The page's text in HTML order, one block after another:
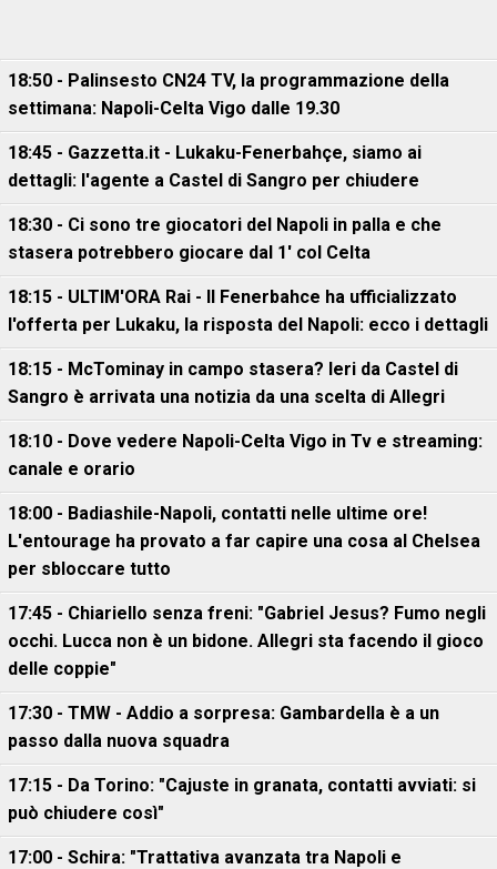
18:50 - Palinsesto CN24 TV, la programmazione della
settimana: Napoli-Celta Vigo dalle 19.30
18:45 - Gazzetta.it - Lukaku-Fenerbahçe, siamo ai
dettagli: l'agente a Castel di Sangro per chiudere
18:30 - Ci sono tre giocatori del Napoli in palla e che
stasera potrebbero giocare dal 1' col Celta
18:15 - ULTIM'ORA Rai - Il Fenerbahce ha ufficializzato
l'offerta per Lukaku, la risposta del Napoli: ecco i dettagli
18:15 - McTominay in campo stasera? Ieri da Castel di
Sangro è arrivata una notizia da una scelta di Allegri
18:10 - Dove vedere Napoli-Celta Vigo in Tv e streaming:
canale e orario
18:00 - Badiashile-Napoli, contatti nelle ultime ore!
L'entourage ha provato a far capire una cosa al Chelsea
per sbloccare tutto
17:45 - Chiariello senza freni: "Gabriel Jesus? Fumo negli
occhi. Lucca non è un bidone. Allegri sta facendo il gioco
delle coppie"
17:30 - TMW - Addio a sorpresa: Gambardella è a un
passo dalla nuova squadra
17:15 - Da Torino: "Cajuste in granata, contatti avviati: si
può chiudere così"
17:00 - Schira: "Trattativa avanzata tra Napoli e